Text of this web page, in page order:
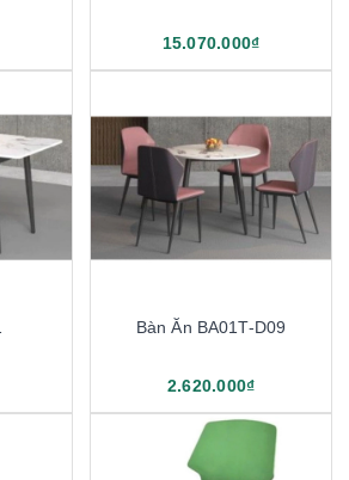
15.070.000₫
Bàn Ăn BA01T-D09
2.620.000₫